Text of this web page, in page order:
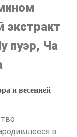
экстракт
пуэр, Ча
и весенней
в